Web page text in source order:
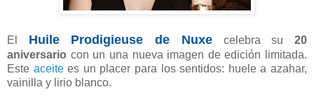
El Huile Prodigieuse de Nuxecelebra su20
aniversario con un una nueva imagen de edición limitada.
Este aceitees un placer para los sentidos: huele a azahar,
vainilla y lirio blanco.